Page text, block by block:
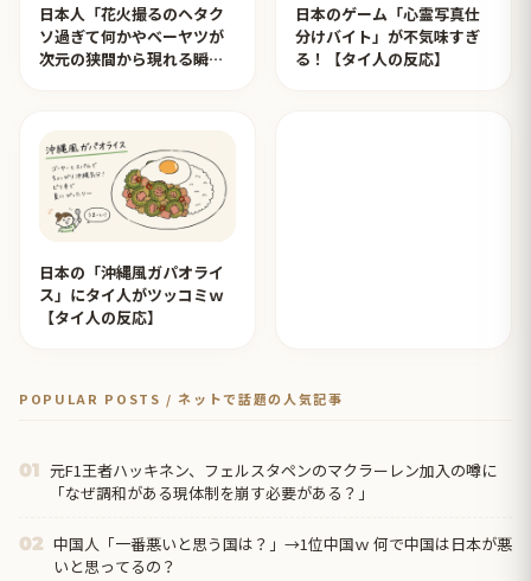
日本人「花火撮るのヘタク
ソ過ぎて何かやベーヤツが
次元の狭間から現れる瞬間
日本のゲーム「心霊写真仕
分けバイト」が不気味すぎ
る！【タイ人の反応】
日本の「沖縄風ガパオライ
ス」にタイ人がツッコミｗ
【タイ人の反応】
POPULAR POSTS / ネットで話題の人気記事
01 元F1王者ハッキネン、フェルスタペンのマクラーレン加入の噂に
「なぜ調和がある現体制を崩す必要がある？」
02 中国人「一番悪いと思う国は？」→1位中国ｗ 何で中国は日本が悪
いと思ってるの？